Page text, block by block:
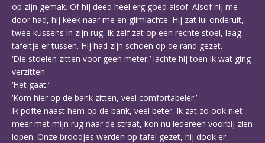
op zijn gemak. Of hij deed heel erg goed alsof. Alsof hij me
door had, hij keek naar me en glimlachte. Hij zat lui onderuit,
twee kussens in zijn rug. Ik zelf zat op een rechte stoel, laag
tafeltje er tussen. Hij had zijn schoen op de rand gezet.
‘Die stoelen zitten voor geen meter,’ lachte hij toen ik wat ging
verzitten.
‘Het gaat.’
‘Kom hier op de bank zitten, veel comfortabeler.’
Ik pofte naast hem op de bank, veel beter. Ik zat zo ook niet
meer met mijn rug naar de straat, kon nu iedereen voorbij zien
lopen. Onze broodjes werden op tafel gezet, hij dook er